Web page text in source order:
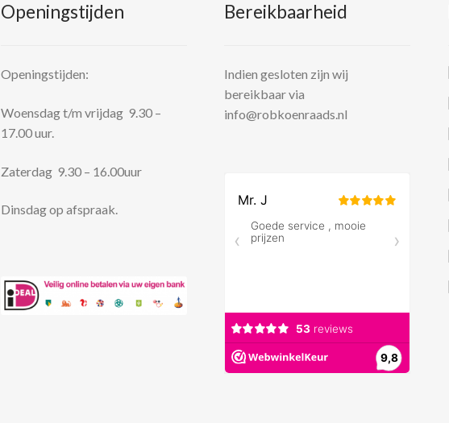
Openingstijden
Openingstijden:
Woensdag t/m vrijdag 9.30 –
17.00 uur.
Zaterdag 9.30 – 16.00uur
Dinsdag op afspraak.
Bereikbaarheid
Indien gesloten zijn wij
bereikbaar via
info@robkoenraads.nl